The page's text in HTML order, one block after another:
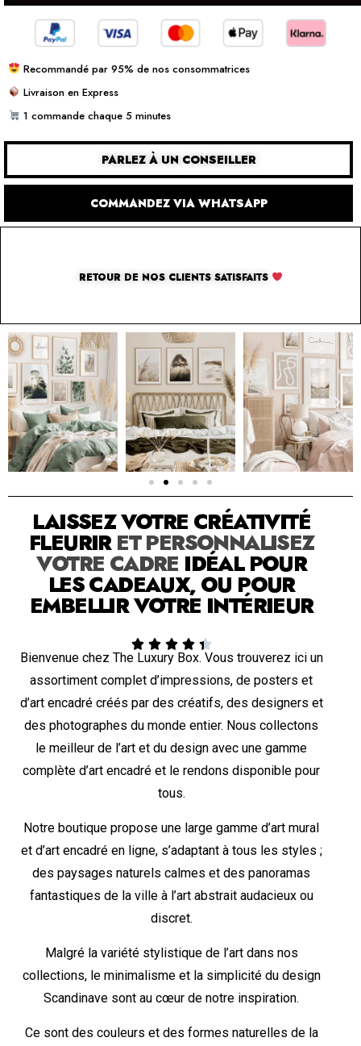
Recommandé par 95% de nos consommatrices
Livraison en Express
1 commande chaque 5 minutes
PARLEZ À UN CONSEILLER
COMMANDEZ VIA WHATSAPP
RETOUR DE NOS CLIENTS SATISFAITS
SOLUTION PAR THE LUXURY BOX & CO
LAISSEZ VOTRE CRÉATIVITÉ
FLEURIRET PERSONNALISEZ
VOTRE CADRE IDÉAL POUR
LES CADEAUX, OU POUR
EMBELLIR VOTRE INTÉRIEUR
    
Bienvenue chez The Luxury Box. Vous trouverez ici un
assortiment complet d’impressions, de posters et
d’art encadré créés par des créatifs, des designers et
des photographes du monde entier. Nous collectons
le meilleur de l’art et du design avec une gamme
complète d’art encadré et le rendons disponible pour
tous.
Notre boutique propose une large gamme d’art mural
et d’art encadré en ligne, s’adaptant à tous les styles ;
des paysages naturels calmes et des panoramas
fantastiques de la ville à l’art abstrait audacieux ou
discret.
Malgré la variété stylistique de l’art dans nos
collections, le minimalisme et la simplicité du design
Scandinave sont au cœur de notre inspiration.
Ce sont des couleurs et des formes naturelles de la